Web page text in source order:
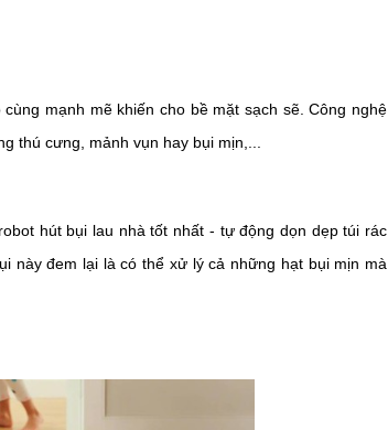
mạnh mẽ khiến cho bề mặt sạch sẽ. Công nghệ
thú cưng, mảnh vụn hay bụi mịn,...
hút bụi lau nhà tốt nhất - tự động dọn dẹp túi rác
này đem lại là có thể xử lý cả những hạt bụi mịn mà